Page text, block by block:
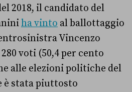
2018, il candidato del
ha vinto al ballottaggio
Vincenzo
voti (50,4 per cento
alle elezioni politiche del
è stata piuttosto